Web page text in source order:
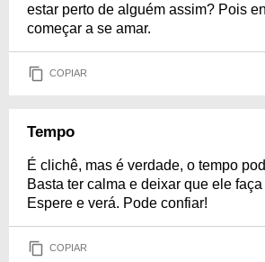
estar perto de alguém assim? Pois
começar a se amar.
COPIAR
Tempo
É clichê, mas é verdade, o tempo
Basta ter calma e deixar que ele
Espere e verá. Pode confiar!
COPIAR